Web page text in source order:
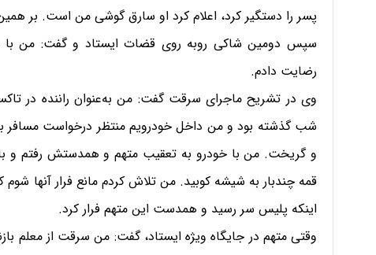
پسر را دستگیر کرد، اعلام کرد او سارق گوشی من است. بر
سپس دومین شاکی روبه روی قضات ایستاد و گفت: من با
رضایت دادم.
وی در تشریح ماجرای سرقت گفت: من به‌عنوان راننده در
شب گذشته بود و من داخل خودرویم منتظر درخواست مسافر
و گریخت. من با خودرو به تعقیب متهم و همدستش رفتم و
قمه چندبار به شیشه کوبید. من تلاش کردم مانع فرار آنها
اینکه پلیس سر رسید و همدست این متهم فرار کرد.
وقتی متهم در جایگاه ویژه ایستاد، گفت: من سرقت از معلم